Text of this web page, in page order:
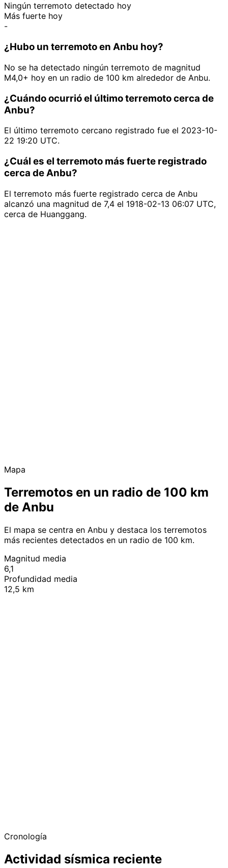
Ningún terremoto detectado hoy
Más fuerte hoy
-
¿Hubo un terremoto en Anbu hoy?
No se ha detectado ningún terremoto de magnitud
M4,0+ hoy en un radio de 100 km alrededor de Anbu.
¿Cuándo ocurrió el último terremoto cerca de
Anbu?
El último terremoto cercano registrado fue el 2023-10-
22 19:20 UTC.
¿Cuál es el terremoto más fuerte registrado
cerca de Anbu?
El terremoto más fuerte registrado cerca de Anbu
alcanzó una magnitud de 7,4 el 1918-02-13 06:07 UTC,
cerca de Huanggang.
Mapa
Terremotos en un radio de 100 km
de Anbu
El mapa se centra en Anbu y destaca los terremotos
más recientes detectados en un radio de 100 km.
Magnitud media
6,1
Profundidad media
12,5 km
Cronología
Actividad sísmica reciente